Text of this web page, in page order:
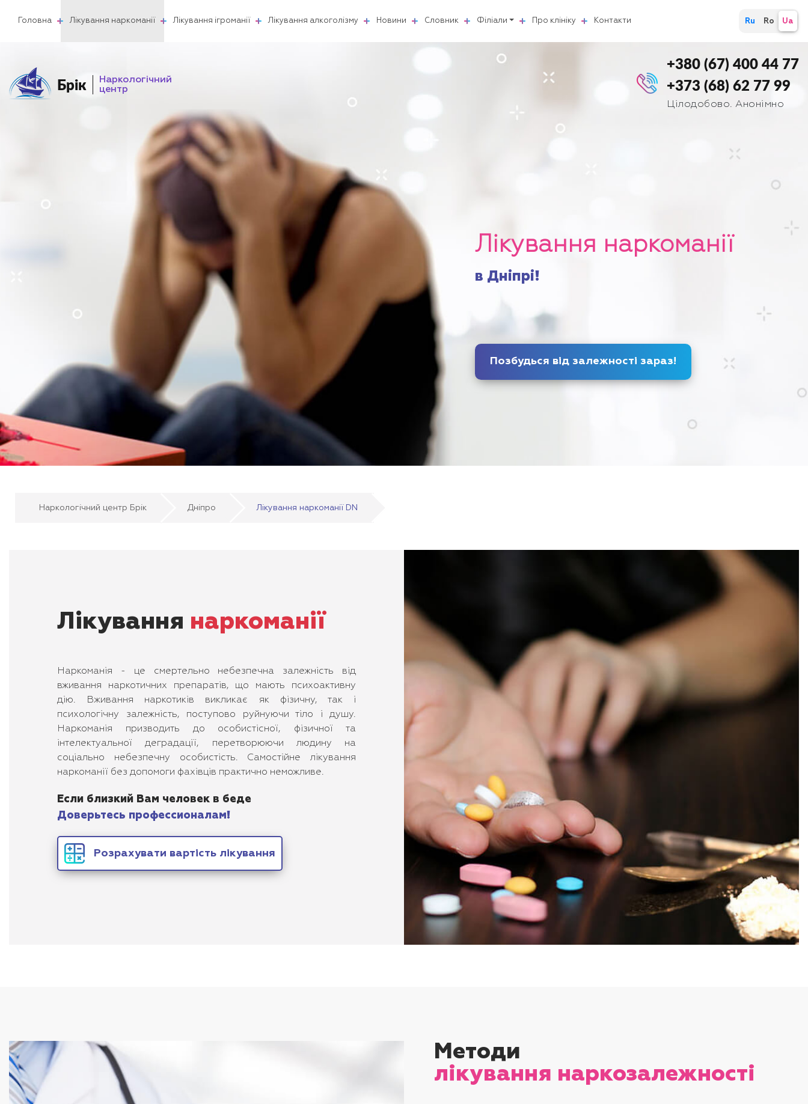
Головна Лікування наркоманії Лікування ігроманії Лікування алкоголізму Новини Словник Філіали Про клініку Контакти Ru Ro Ua
Брік
Наркологічний
центр
+380 (67) 400 44 77
+373 (68) 62 77 99
Цілодобово. Анонімно
Лікування наркоманії
в Дніпрі!
Позбудься від залежності зараз!
Наркологічний центр Брік Дніпро Лікування наркоманії DN
Лікування наркоманії
Наркоманія - це смертельно небезпечна залежність від
вживання наркотичних препаратів, що мають психоактивну
дію. Вживання наркотиків викликає як фізичну, так і
психологічну залежність, поступово руйнуючи тіло і душу.
Наркоманія призводить до особистісної, фізичної та
інтелектуальної деградації, перетворюючи людину на
соціально небезпечну особистість. Самостійне лікування
наркоманії без допомоги фахівців практично неможливе.
Если близкий Вам человек в беде
Доверьтесь профессионалам!
Розрахувати вартість лікування
Методи
лікування наркозалежності